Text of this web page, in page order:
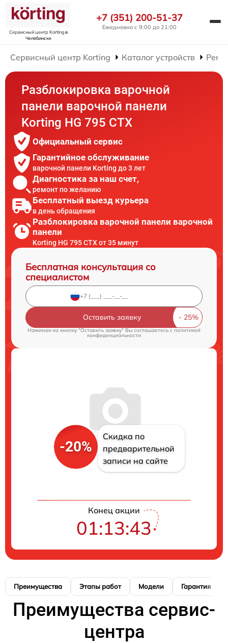
Сервисный центр Kortingв
Челябинске
+7 (351) 200-51-37
Ежедневно с 9:00 до 21:00
Сервисный центр Korting Каталог устройств
Разблокировка варочной
панели варочной панели
Korting HG 795 CTX
Официальный сервис
Гарантийное обслуживание
варочной панели Korting до 3 лет
Диагностика за наш счет,
ремонт по желанию
Бесплатный выезд курьера
в день обращения
Разблокировка варочной панели варочной
панели
Korting HG 795 CTX от 35 минут
Бесплатная консультация со
специалистом
Оставить заявку
Нажимая на кнопку "Оставить заявку" Вы соглашаетесь cполитикой
конфиденциальности
-20%
Скидка по
предварительной
записи на сайте
Конец акции
01:13:42
Преимущества Этапы работ Модели Гарантия
Преимущества сервис-
центра